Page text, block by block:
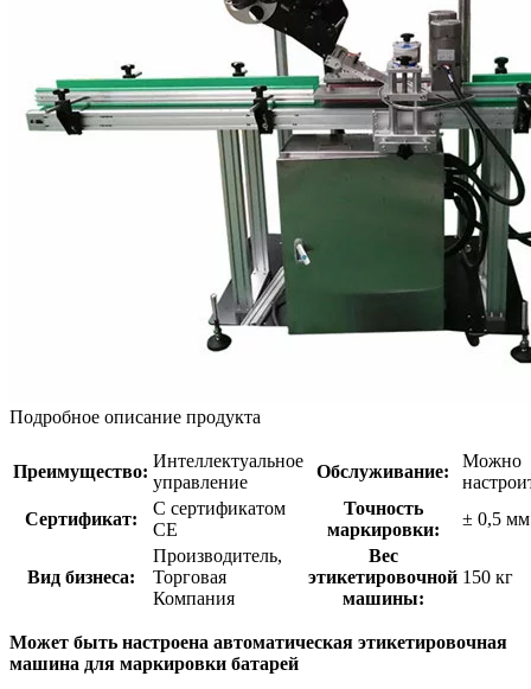
Подробное описание продукта
Преимущество:
Интеллектуальное
управление
Обслуживание:
Можно
Сертификат:
С сертификатом
CE
Точность
маркировки:
± 0,5 мм
Вид бизнеса:
Производитель,
Торговая
Компания
Вес
этикетировочной
машины:
150 кг
Может быть настроена автоматическая этикетировочная
машина для маркировки батарей